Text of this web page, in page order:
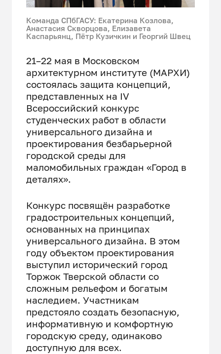
Команда СПбГАСУ: Екатерина Козлова,
Анастасия Скворцова, Елизавета
Каспарьянц, Пётр Кузичкин и Георгий Швец
21–22 мая в Московском
архитектурном институте (МАРХИ)
состоялась защита концепций,
представленных на IV
Всероссийский конкурс
студенческих работ в области
универсального дизайна и
проектирования безбарьерной
городской среды для
маломобильных граждан «Город в
деталях».
Конкурс посвящён разработке
градостроительных концепций,
основанных на принципах
универсального дизайна. В этом
году объектом проектирования
выступил исторический город
Торжок Тверской области со
сложным рельефом и богатым
наследием. Участникам
предстояло создать безопасную,
информативную и комфортную
городскую среду, одинаково
доступную для всех.